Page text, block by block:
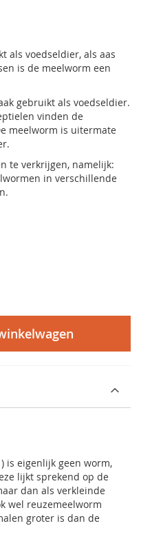
als voedseldier, als aas
is de meelworm een
gebruikt als voedseldier.
vinden de
meelworm is uitermate
te verkrijgen, namelijk:
in verschillende
) is eigenlijk geen worm,
lijkt sprekend op de
dan als verkleinde
wel reuzemeelworm
groter is dan de